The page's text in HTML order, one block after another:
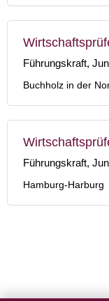
Führungskraft,
Buchholz in der
Führungskraft,
Hamburg-Harburg